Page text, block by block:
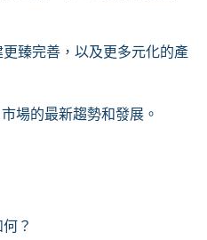
臻完善，以及更多元化的產
市場的最新趨勢和發展。
？